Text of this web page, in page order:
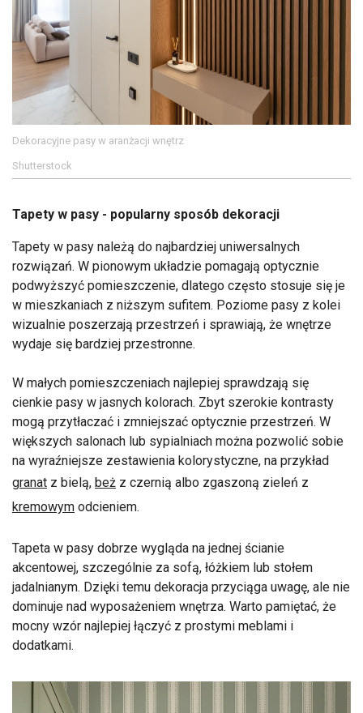
Dekoracyjne pasy w aranżacji wnętrz
Shutterstock
Tapety w pasy - popularny sposób dekoracji
Tapety w pasy należą do najbardziej uniwersalnych
rozwiązań. W pionowym układzie pomagają optycznie
podwyższyć pomieszczenie, dlatego często stosuje się je
w mieszkaniach z niższym sufitem. Poziome pasy z kolei
wizualnie poszerzają przestrzeń i sprawiają, że wnętrze
wydaje się bardziej przestronne.
W małych pomieszczeniach najlepiej sprawdzają się
cienkie pasy w jasnych kolorach. Zbyt szerokie kontrasty
mogą przytłaczać i zmniejszać optycznie przestrzeń. W
większych salonach lub sypialniach można pozwolić sobie
na wyraźniejsze zestawienia kolorystyczne, na przykład
granat z bielą, beż z czernią albo zgaszoną zieleń z
kremowym odcieniem.
Tapeta w pasy dobrze wygląda na jednej ścianie
akcentowej, szczególnie za sofą, łóżkiem lub stołem
jadalnianym. Dzięki temu dekoracja przyciąga uwagę, ale nie
dominuje nad wyposażeniem wnętrza. Warto pamiętać, że
mocny wzór najlepiej łączyć z prostymi meblami i
dodatkami.